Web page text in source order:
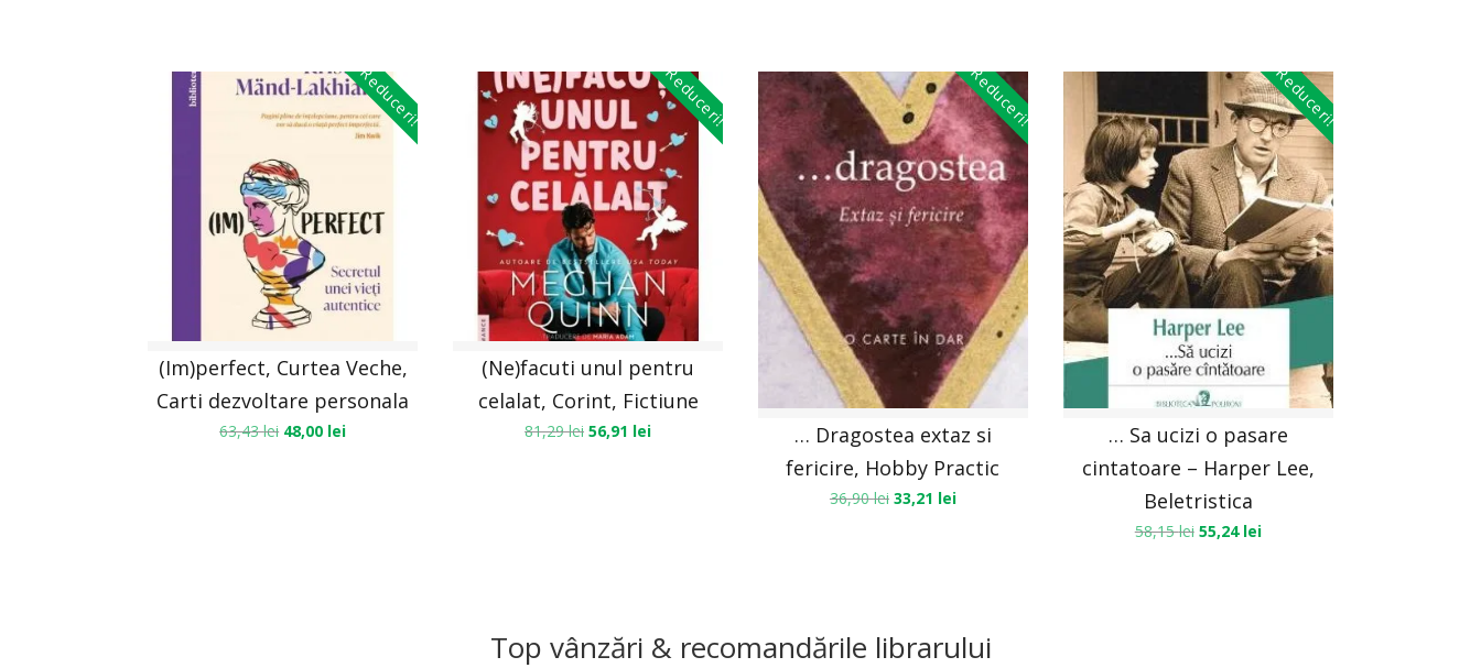
Reduceri!
(Im)perfect, Curtea Veche,
Carti dezvoltare personala
63,43lei 48,00 lei
Reduceri!
(Ne)facuti unul pentru
celalat, Corint, Fictiune
81,29lei 56,91 lei
Reduceri!
… Dragostea extaz si
fericire, Hobby Practic
36,90lei 33,21 lei
Reduceri!
… Sa ucizi o pasare
cintatoare – Harper Lee,
Beletristica
58,15lei 55,24 lei
Top vânzări & recomandările librarului